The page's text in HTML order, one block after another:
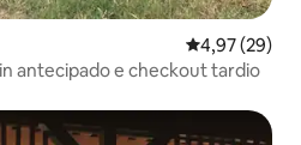
4,97 de uma
4,97 (29)
antecipado e checkout tardio